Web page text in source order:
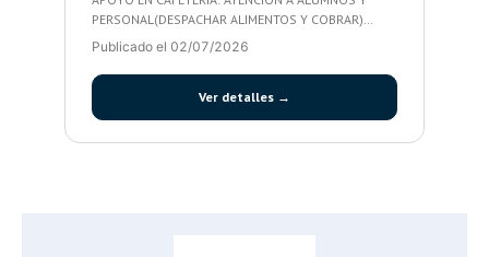
PERSONAL(DESPACHAR ALIMENTOS Y COBRAR)
PREPARACION DE ALIMENTOS FRIOS(PICAR
FRUTA,GELATINAS,SANDWICH ETC) LAVAR TRASTES Y
LIMPIEZA DE CAFETERIA APOYO DE PREPARACION
ALIMENTOS Y MONTAJE EN EVENTOS ETC
Publicado el 02/07/2026
Ver detalles →